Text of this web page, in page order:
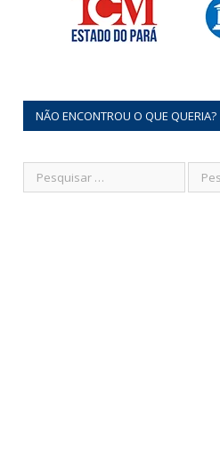
NÃO ENCONTROU O QUE QUERIA?